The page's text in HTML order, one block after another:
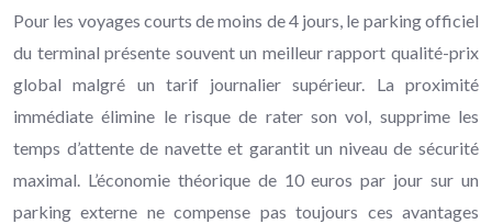
Pour les voyages courts de moins de 4 jours, le parking officiel
du terminal présente souvent un meilleur rapport qualité-prix
global malgré un tarif journalier supérieur. La proximité
immédiate élimine le risque de rater son vol, supprime les
temps d’attente de navette et garantit un niveau de sécurité
maximal. L’économie théorique de 10 euros par jour sur un
parking externe ne compense pas toujours ces avantages